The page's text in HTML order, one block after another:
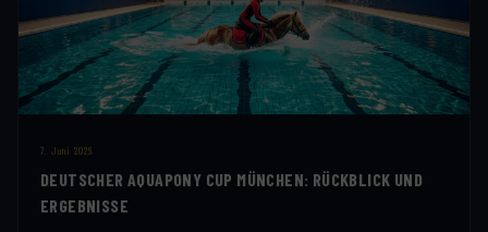
7. Juni 2026
DEUTSCHER AQUAPONY CUP MÜNCHEN: RÜCKBLICK UND
ERGEBNISSE